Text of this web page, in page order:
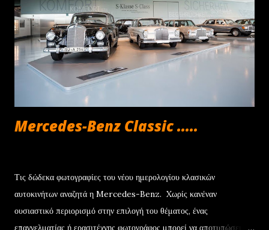
Avenger στην έκδοση με τον κινητήρα 100 HP γίνεται δικό σας με
μόνο €252/μήνα , ενώ για τα Renegade και Compass e-Hybrid
των 130 HP η δόση διαμορφώνεται στα €294 και €361 αντίστοιχα.
Να σημειωθεί ότι το πρόγραμμα συνοδεύεται από την 4ετή εγγύηση
για τα μηχανικά μέρη, καθ...
Mercedes-Benz Classic .....
Τις δώδεκα φωτογραφίες του νέου ημερολογίου κλασικών
αυτοκινήτων αναζητά η Mercedes-Benz. Xωρίς κανέναν
ουσιαστικό περιορισμό στην επιλογή του θέματος, ένας
επαγγελματίας ή ερασιτέχνης φωτογράφος μπορεί να αποτυπώσει